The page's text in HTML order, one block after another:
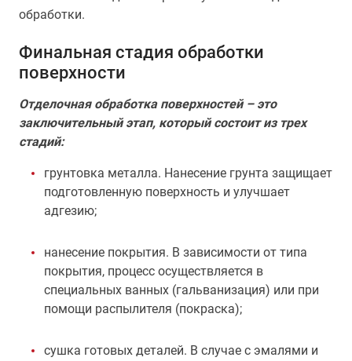
обработки.
Финальная стадия обработки
поверхности
Отделочная обработка поверхностей – это
заключительный этап, который состоит из трех
стадий:
грунтовка металла. Нанесение грунта защищает
подготовленную поверхность и улучшает
адгезию;
нанесение покрытия. В зависимости от типа
покрытия, процесс осуществляется в
специальных ванных (гальванизация) или при
помощи распылителя (покраска);
сушка готовых деталей. В случае с эмалями и